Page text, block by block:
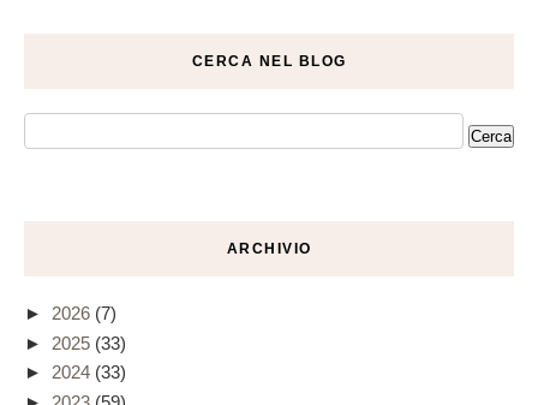
CERCA NEL BLOG
ARCHIVIO
► 2026 (7)
► 2025 (33)
► 2024 (33)